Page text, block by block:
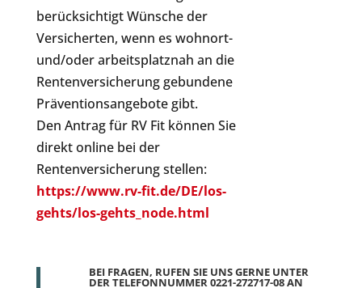
berücksichtigt Wünsche der
Versicherten, wenn es wohnort-
und/oder arbeitsplatznah an die
Rentenversicherung gebundene
Präventionsangebote gibt.
Den Antrag für RV Fit können Sie
direkt online bei der
Rentenversicherung stellen:
https://www.rv-fit.de/DE/los-
gehts/los-gehts_node.html
BEI FRAGEN, RUFEN SIE UNS GERNE UNTER
DER TELEFONNUMMER0221-272717-08AN